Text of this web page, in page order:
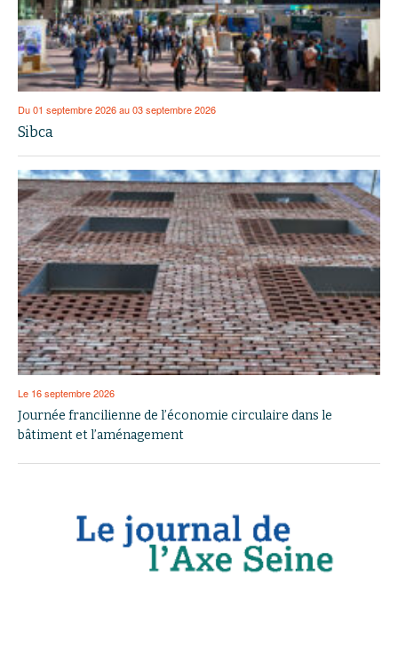
Du 01 septembre 2026 au 03 septembre 2026
Sibca
Le 16 septembre 2026
Journée francilienne de l’économie circulaire dans le
bâtiment et l’aménagement